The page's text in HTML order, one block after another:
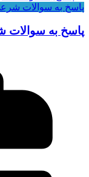
پاسخ به سوالات
پاسخ به